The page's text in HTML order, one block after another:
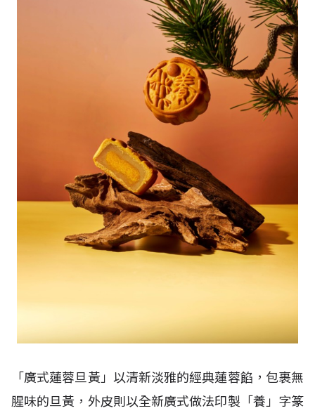
「廣式蓮蓉旦黃」以清新淡雅的經典蓮蓉餡，包裹無
腥味的旦黃，外皮則以全新廣式做法印製「養」字篆